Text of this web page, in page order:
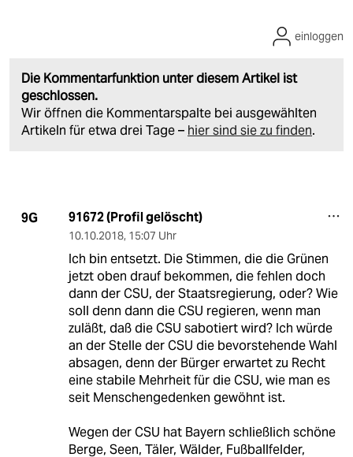
Die Kommentarfunktion unter diesem Artikel ist
geschlossen.
Wir öffnen die Kommentarspalte bei ausgewählten
Artikeln für etwa drei Tage – hier sind sie zu finden.
einloggen
9G 91672 (Profil gelöscht)
10.10.2018, 15:07 Uhr
Ich bin entsetzt. Die Stimmen, die die Grünen
jetzt oben drauf bekommen, die fehlen doch
dann der CSU, der Staatsregierung, oder? Wie
soll denn dann die CSU regieren, wenn man
zuläßt, daß die CSU sabotiert wird? Ich würde
an der Stelle der CSU die bevorstehende Wahl
absagen, denn der Bürger erwartet zu Recht
eine stabile Mehrheit für die CSU, wie man es
seit Menschengedenken gewöhnt ist.
Wegen der CSU hat Bayern schließlich schöne
Berge, Seen, Täler, Wälder, Fußballfelder,